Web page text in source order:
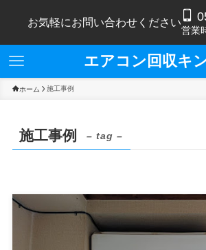
お気軽にお問い合わせください
営業
エアコン回収キ
ホーム 施工事例
施工事例 – tag –